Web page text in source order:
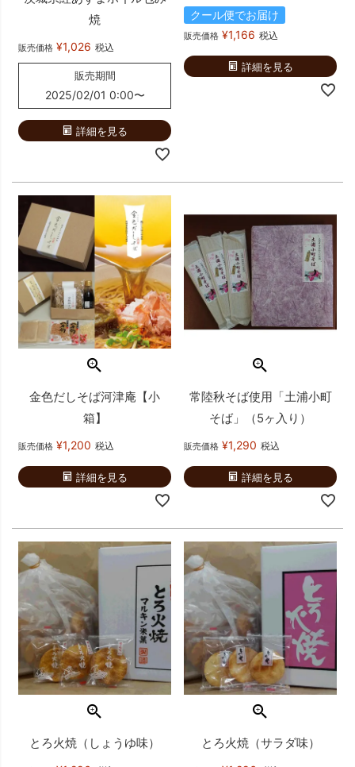
焼
販売価格 ¥1,026 税込
販売期間
2025/02/01 0:00〜
詳細を見る
クール便でお届け
販売価格 ¥1,166 税込
詳細を見る
金色だしそば河津庵【小
箱】
販売価格 ¥1,200 税込
詳細を見る
常陸秋そば使用「土浦小町
そば」（5ヶ入り）
販売価格 ¥1,290 税込
詳細を見る
とろ火焼（しょうゆ味） とろ火焼（サラダ味）